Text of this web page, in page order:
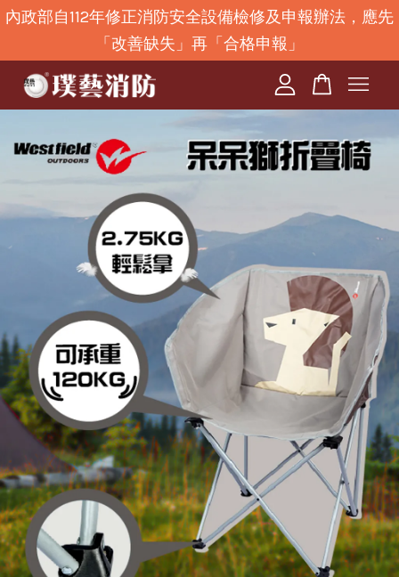
內政部自112年修正消防安全設備檢修及申報辦法，應先
「改善缺失」再「合格申報」
您的購物車目前還是空的。
繼續購物